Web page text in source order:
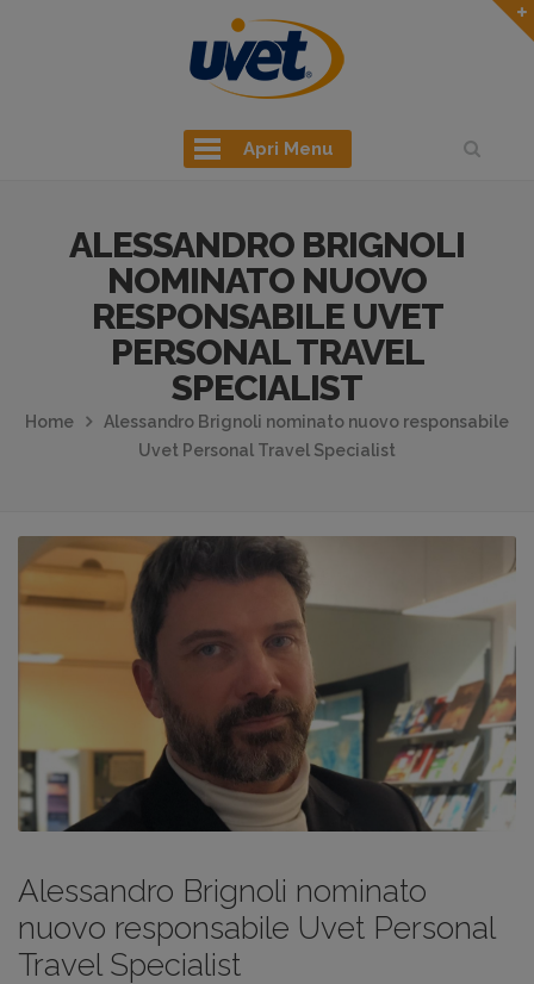
Apri Menu
ALESSANDRO BRIGNOLI
NOMINATO NUOVO
RESPONSABILE UVET
PERSONAL TRAVEL
SPECIALIST
Home
Alessandro Brignoli nominato nuovo responsabile
Uvet Personal Travel Specialist
Alessandro Brignoli nominato
nuovo responsabile Uvet Personal
Travel Specialist